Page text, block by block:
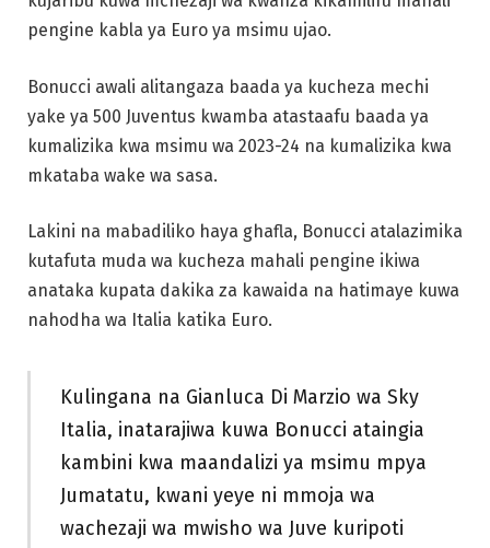
pengine kabla ya Euro ya msimu ujao.
Bonucci awali alitangaza baada ya kucheza mechi
yake ya 500 Juventus kwamba atastaafu baada ya
kumalizika kwa msimu wa 2023-24 na kumalizika kwa
mkataba wake wa sasa.
Lakini na mabadiliko haya ghafla, Bonucci atalazimika
kutafuta muda wa kucheza mahali pengine ikiwa
anataka kupata dakika za kawaida na hatimaye kuwa
nahodha wa Italia katika Euro.
Kulingana na Gianluca Di Marzio wa Sky
Italia, inatarajiwa kuwa Bonucci ataingia
kambini kwa maandalizi ya msimu mpya
Jumatatu, kwani yeye ni mmoja wa
wachezaji wa mwisho wa Juve kuripoti